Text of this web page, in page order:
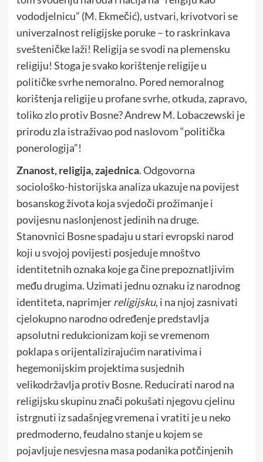
vododjelnicu” (M. Ekmečić), ustvari, krivotvori se
univerzalnost religijske poruke – to raskrinkava
svešteničke laži! Religija se svodi na plemensku
religiju! Stoga je svako korištenje religije u
političke svrhe nemoralno. Pored nemoralnog
korištenja religije u profane svrhe, otkuda, zapravo,
toliko zlo protiv Bosne? Andrew M. Lobaczewski je
prirodu zla istraživao pod naslovom “politička
ponerologija”!
Znanost, religija, zajednica. Odgovorna
sociološko-historijska analiza ukazuje na povijest
bosanskog života koja svjedoči prožimanje i
povijesnu naslonjenost jedinih na druge.
Stanovnici Bosne spadaju u stari evropski narod
koji u svojoj povijesti posjeduje mnoštvo
identitetnih oznaka koje ga čine prepoznatljivim
među drugima. Uzimati jednu oznaku iz narodnog
identiteta, naprimjerreligijsku, i na njoj zasnivati
cjelokupno narodno određenje predstavlja
apsolutni redukcionizam koji se vremenom
poklapa s orijentalizirajućim narativima i
hegemonijskim projektima susjednih
velikodržavlja protiv Bosne. Reducirati narod na
religijsku skupinu znači pokušati njegovu cjelinu
istrgnuti iz sadašnjeg vremena i vratiti je u neko
predmoderno, feudalno stanje u kojem se
pojavljuje nesvjesna masa podanika potčinjenih